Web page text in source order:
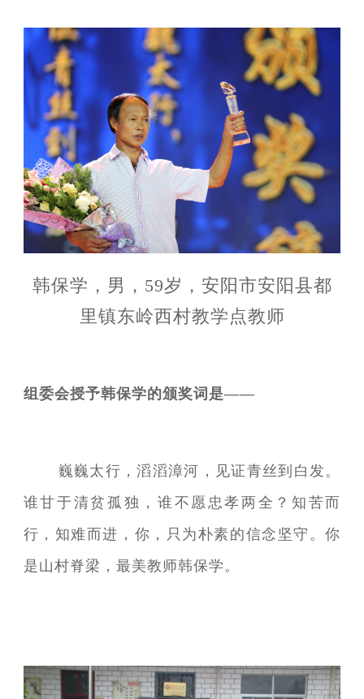
韩保学，男，59岁，安阳市安阳县都
里镇东岭西村教学点教师
组委会授予韩保学的颁奖词是——
巍巍太行，滔滔漳河，见证青丝到白发。
谁甘于清贫孤独，谁不愿忠孝两全？知苦而
行，知难而进，你，只为朴素的信念坚守。你
是山村脊梁，最美教师韩保学。